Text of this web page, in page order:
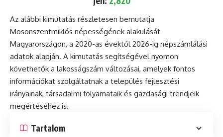
Az alábbi kimutatás részletesen bemutatja
Mosonszentmiklós népességének alakulását
Magyarországon, a 2020-as évektől 2026-ig népszámlálási
adatok alapján. A kimutatás segítségével nyomon
követhetők a lakosságszám változásai, amelyek fontos
információkat szolgáltatnak a település fejlesztési
irányainak, társadalmi folyamataik és gazdasági trendjeik
megértéséhez is.
Tartalom